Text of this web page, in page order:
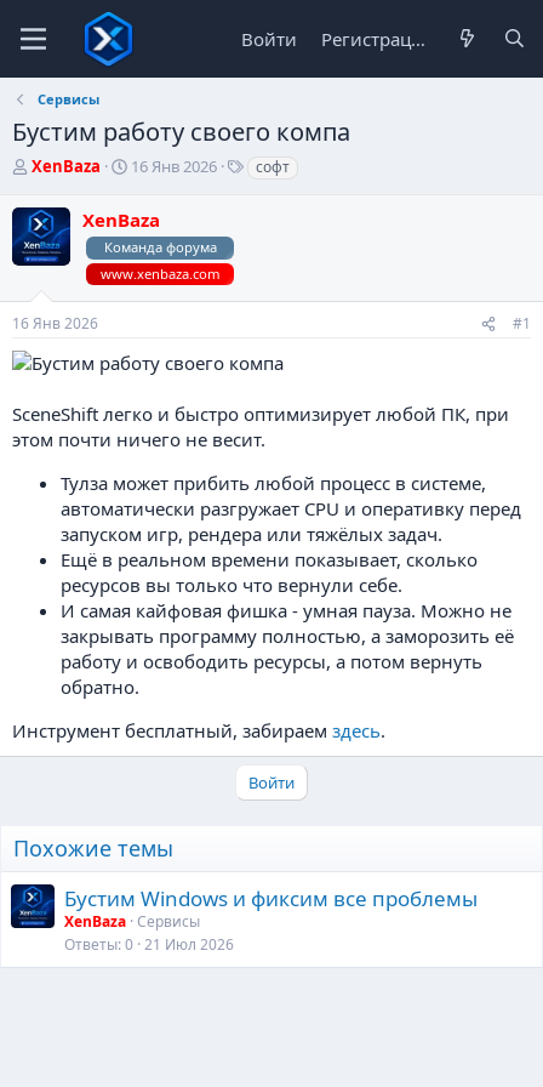
Войти Регистрация
Сервисы
Бустим работу своего компа
А
т
о
р
м
XenBaza
Д
а
н
а
ч
а
16 Янв 2026 софт
XenBaza
Команда форума
www.xenbaza.com
16 Янв 2026 #1
SceneShift легко и быстро оптимизирует любой ПК, при
этом почти ничего не весит.
Тулза может прибить любой процесс в системе,
автоматически разгружает CPU и оперативку перед
запуском игр, рендера или тяжёлых задач.
Ещё в реальном времени показывает, сколько
ресурсов вы только что вернули себе.
И самая кайфовая фишка - умная пауза. Можно не
закрывать программу полностью, а заморозить её
работу и освободить ресурсы, а потом вернуть
обратно.
Инструмент бесплатный, забираем здесь.
Войти
Похожие темы
Бустим Windows и фиксим все проблемы
XenBaza Сервисы
Ответы 0 21 Июл 2026